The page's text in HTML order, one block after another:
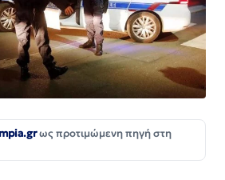
ως προτιμώμενη πηγή στη